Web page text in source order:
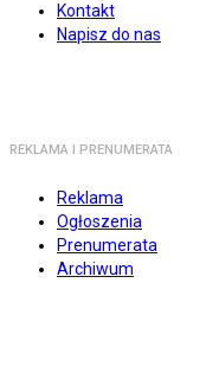
Kontakt
Napisz do nas
REKLAMA I PRENUMERATA
Reklama
Ogłoszenia
Prenumerata
Archiwum